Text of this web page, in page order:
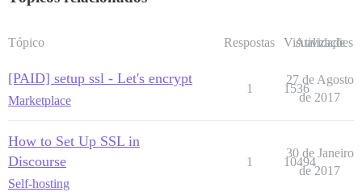
Tópico Respostas Visualizações
Atividade
[PAID] setup ssl - Let's encrypt
Marketplace
1 1536
27 de Agosto
de 2017
How to Set Up SSL in
Discourse
Self-hosting
1 10494
30 de Janeiro
de 2017